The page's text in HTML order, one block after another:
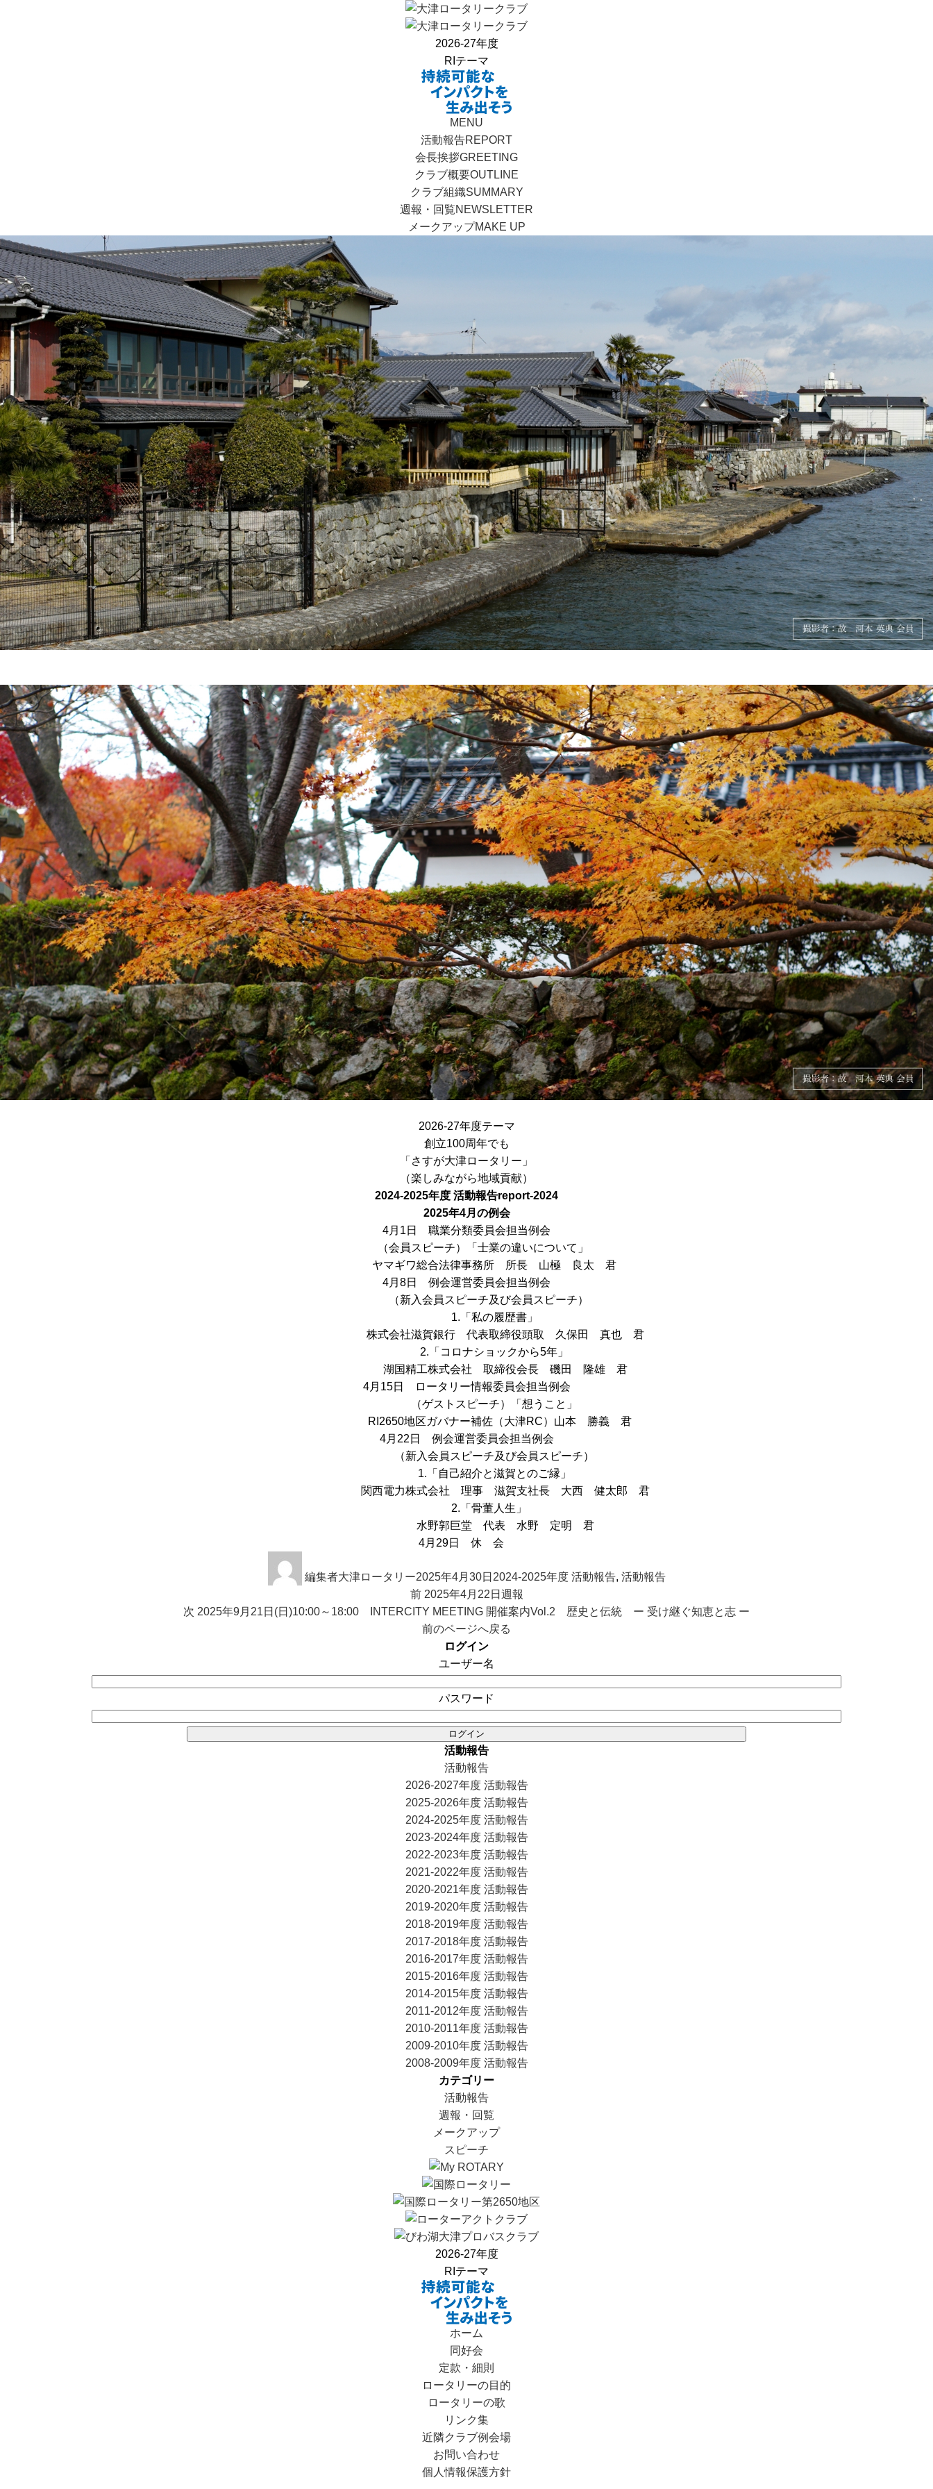
2026-27年度
RIテーマ
MENU
活動報告REPORT
会長挨拶GREETING
クラブ概要OUTLINE
クラブ組織SUMMARY
週報・回覧NEWSLETTER
メークアップMAKE UP
2026-27年度テーマ
創立100周年でも
「さすが大津ロータリー」
（楽しみながら地域貢献）
2024-2025年度 活動報告report-2024
2025年4月の例会
4月1日 職業分類委員会担当例会
（会員スピーチ）「士業の違いについて」
ヤマギワ総合法律事務所 所長 山極 良太 君
4月8日 例会運営委員会担当例会
（新入会員スピーチ及び会員スピーチ）
1.「私の履歴書」
株式会社滋賀銀行 代表取締役頭取 久保田 真也 君
2.「コロナショックから5年」
湖国精工株式会社 取締役会長 磯田 隆雄 君
4月15日 ロータリー情報委員会担当例会
（ゲストスピーチ）「想うこと」
RI2650地区ガバナー補佐（大津RC）山本 勝義 君
4月22日 例会運営委員会担当例会
（新入会員スピーチ及び会員スピーチ）
1.「自己紹介と滋賀とのご縁」
関西電力株式会社 理事 滋賀支社長 大西 健太郎 君
2.「骨董人生」
水野郭巨堂 代表 水野 定明 君
4月29日 休 会
稿
編集者大津ロータリー稿
日:
2025年4月30日 テ
ゴ
リ
ー
2024-2025年度 活動報告, 活動報告
前 前
の
投
2025年4月22日週報
次 次
2025年9月21日(日)10:00～18:00 INTERCITY MEETING 開催案内Vol.2 歴史と伝統 ー 受け継ぐ知恵と志 ー
前のページへ戻る
ログイン
ユーザー名
パスワード
活動報告
活動報告
2026-2027年度 活動報告
2025-2026年度 活動報告
2024-2025年度 活動報告
2023-2024年度 活動報告
2022-2023年度 活動報告
2021-2022年度 活動報告
2020-2021年度 活動報告
2019-2020年度 活動報告
2018-2019年度 活動報告
2017-2018年度 活動報告
2016-2017年度 活動報告
2015-2016年度 活動報告
2014-2015年度 活動報告
2011-2012年度 活動報告
2010-2011年度 活動報告
2009-2010年度 活動報告
2008-2009年度 活動報告
カテゴリー
活動報告
週報・回覧
メークアップ
スピーチ
2026-27年度
RIテーマ
ホーム
同好会
定款・細則
ロータリーの目的
ロータリーの歌
リンク集
近隣クラブ例会場
お問い合わせ
個人情報保護方針